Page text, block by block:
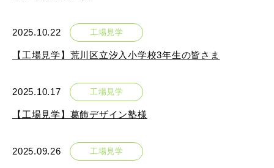
- 販促グッズ
- オンデマンド印刷
- 採用お問い合わせ
- ぎぞらーず資料請求
蔦重プロジェクト
個人情報保護方針
サイトマップ
2025.10.22 工場見学
【工場見学】荒川区立汐入小学校3年生の皆さま
2025.10.17 工場見学
【工場見学】葛飾デザイン塾様
2025.09.26 工場見学